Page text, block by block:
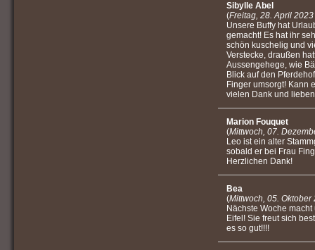
Sibylle Abel
(Freitag, 28. April
Unsere Buffy hat
gemacht! Es hat ihr
schön kuschelig und
Verstecke, draußen
Aussengehege, wie
Blick auf den
Finger umsorgt! Kann
vielen Dank und
Marion Fouquet
(Mittwoch, 07.
Leo ist ein alter
sobald er bei Frau
Herzlichen Dank!
Bea
(Mittwoch, 05. Oktober
Nächste Woche
Eifel! Sie freut sich
es so gut!!!!